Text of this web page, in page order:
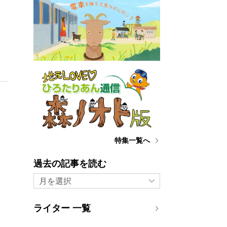
特集一覧へ
過去の記事を読む
月を選択
ライター 一覧